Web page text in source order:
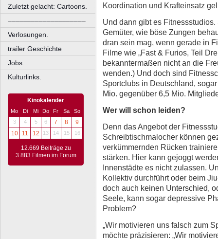
Zuletzt gelacht: Cartoons.
––––––––––––––––––––
Verlosungen.
trailer Geschichte
Jobs.
Kulturlinks.
Kinokalender
Mo Di Mi Do Fr Sa
So
3
4 5 6 7 8
9
10
11 12 13 14 15 16
12.669 Beiträge zu
3.883 Filmen im Forum
Koordination und Krafteinsatz
Und dann gibt es
Gemüter, wie böse Zungen
dran sein mag, wenn gerade in
Filme wie „Fast & Furios, Teil
bekanntermaßen nicht an die
wenden.) Und doch sind
Sportclubs in Deutschland,
Mio. gegenüber 6,5 Mio.
Wer will schon leiden?
Denn das Angebot der
Schreibtischmalocher können
verkümmernden Rücken
stärken. Hier kann gejoggt
Innenstädte es nicht zulassen.
Kollektiv durchführt oder beim
doch auch keinen Unterschied,
Seele, kann sogar depressive
Problem?
„Wir motivieren uns falsch zum
möchte präzisieren: „Wir